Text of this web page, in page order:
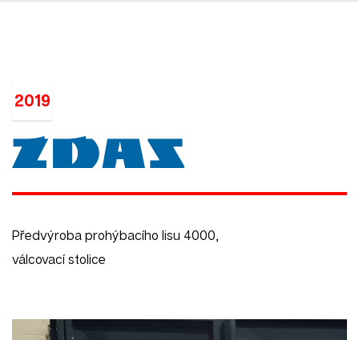
2019
Předvýroba prohýbacího lisu 4000,
válcovací stolice